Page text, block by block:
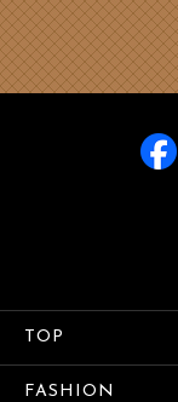
TOP
FASHION